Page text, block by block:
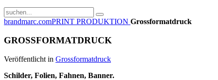
brandmarc.comPRINT PRODUKTION Grossformatdruck
GROSSFORMATDRUCK
Veröffentlicht in Grossformatdruck
Schilder, Folien, Fahnen, Banner.